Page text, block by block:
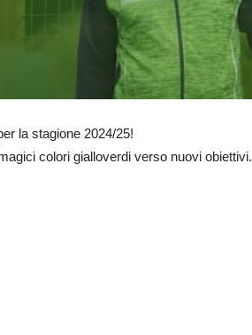
la stagione 2024/25!
colori gialloverdi verso nuovi obiettivi.